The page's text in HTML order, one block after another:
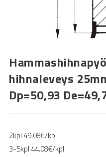
hihnaleveys
Dp=50,93
2kpl 49.08€/kpl
3-5kpl 44.08€/kpl